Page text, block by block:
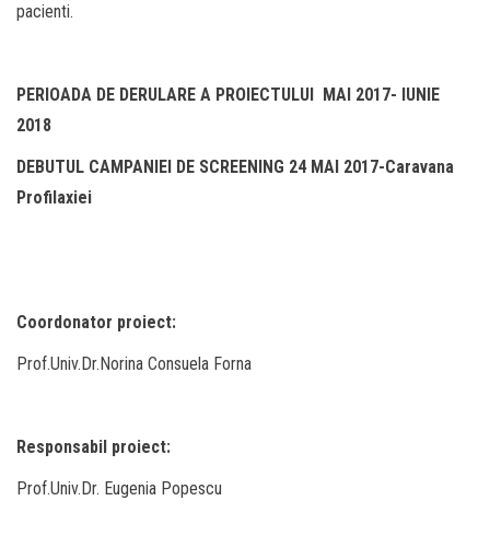
pacienti.
PERIOADA DE DERULARE A PROIECTULUI MAI 2017- IUNIE
2018
DEBUTUL CAMPANIEI DE SCREENING 24 MAI 2017-Caravana
Profilaxiei
Coordonator proiect:
Prof.Univ.Dr.Norina Consuela Forna
Responsabil proiect:
Prof.Univ.Dr. Eugenia Popescu